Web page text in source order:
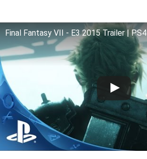
Final Fantasy VII - E3 2015 Trailer | PS4